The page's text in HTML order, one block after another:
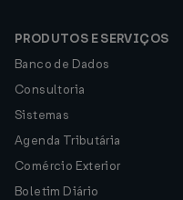
PRODUTOS E SERVIÇOS
Banco de Dados
Consultoria
Sistemas
Agenda Tributária
Comércio Exterior
Boletim Diário